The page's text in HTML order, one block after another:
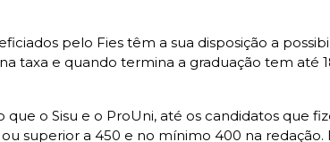
pelo Fies têm a sua disposição a
taxa e quando termina a graduação tem até
que o Sisu e o ProUni, até os candidatos que
superior a 450 e no mínimo 400 na